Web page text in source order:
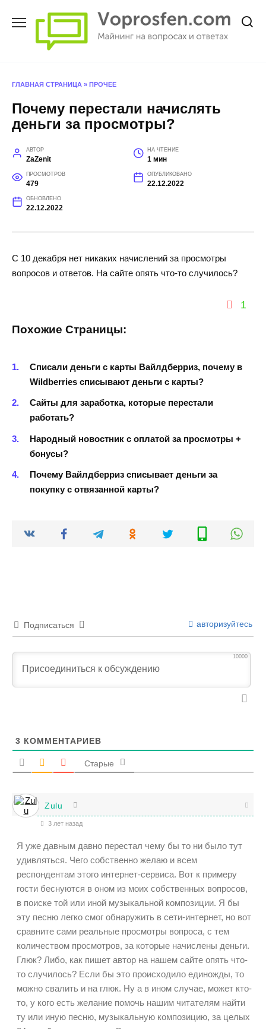
ГЛАВНАЯ СТРАНИЦА » ПРОЧЕЕ
Почему перестали начислять
деньги за просмотры?
АВТОР
ZaZenit
НА ЧТЕНИЕ
1 мин
ПРОСМОТРОВ
479
ОПУБЛИКОВАНО
22.12.2022
ОБНОВЛЕНО
22.12.2022
С 10 декабря нет никаких начислений за просмотры
вопросов и ответов. На сайте опять что-то случилось?
1
Похожие Страницы:
Cписали деньги с карты Вайлдберриз, почему в
Wildberries списывают деньги с карты?
Сайты для заработка, которые перестали
работать?
Народный новостник с оплатой за просмотры +
бонусы?
Почему Вайлдберриз списывает деньги за
покупку с отвязанной карты?
Подписаться авторизуйтесь
10000
3 КОММЕНТАРИЕВ
Старые
Zulu
3 лет назад
Я уже давным давно перестал чему бы то ни было тут
удивляться. Чего собственно желаю и всем
респондентам этого интернет-сервиса. Вот к примеру
гости беснуются в оном из моих собственных вопросов,
в поиске той или иной музыкальной композиции. Я бы
эту песню легко смог обнаружить в сети-интернет, но вот
сравните сами реальные просмотры вопроса, с тем
количеством просмотров, за которые начислены деньги.
Глюк? Либо, как пишет автор на нашем сайте опять что-
то случилось? Если бы это происходило единожды, то
можно свалить и на глюк. Ну а в ином случае, может кто-
то, у кого есть желание помочь нашим читателям найти
ту или иную песню, музыкальную композицию, за целых